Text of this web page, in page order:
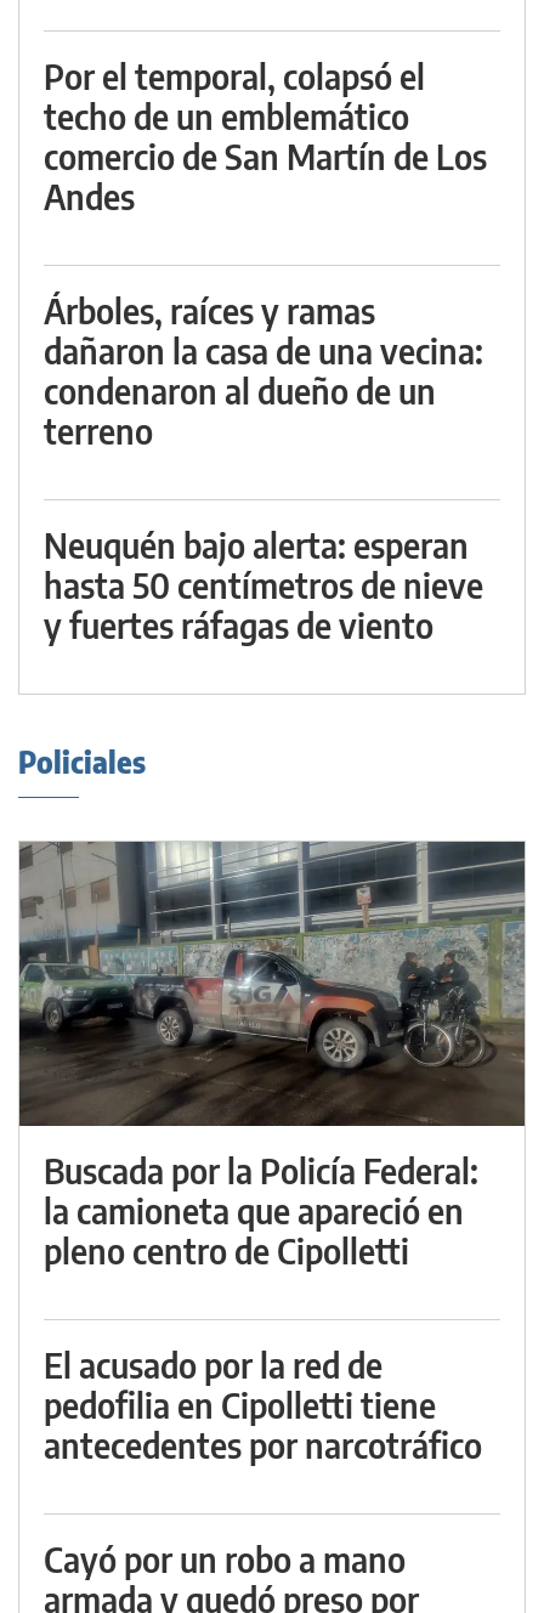
Por el temporal, colapsó el
techo de un emblemático
comercio de San Martín de Los
Andes
Árboles, raíces y ramas
dañaron la casa de una vecina:
condenaron al dueño de un
terreno
Neuquén bajo alerta: esperan
hasta 50 centímetros de nieve
y fuertes ráfagas de viento
Policiales
Buscada por la Policía Federal:
la camioneta que apareció en
pleno centro de Cipolletti
El acusado por la red de
pedofilia en Cipolletti tiene
antecedentes por narcotráfico
Cayó por un robo a mano
armada y quedó preso por